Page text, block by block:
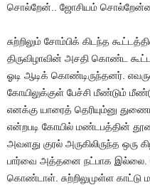
சொல்றேன்.. ஜோசியம்
சுற்றிலும் சோம்பிக் கிடந்த
திருவிழாவின் அசதி கொண்ட
ஓடி ஆடிக் கொண்டிருந்தனர்.
கோயிலுக்குள் பேச்சி மீண்டும்
எனக்கு யாரைத் தெரியும்னு
என்றபடி கோயில் மண்டபத்தின்
அவளது குரல் அருகிலிருந்த ஒரு
பார்வை அத்தனை நட்பாக இல்லை.
கொண்டாள். சுற்றிலுமுள்ள காட்டு